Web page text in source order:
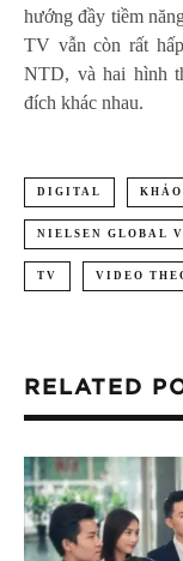
hướng đầy tiềm
TV vẫn còn rất
NTD, và hai hình
đích khác nhau.
DIGITAL
NIELSEN GLOBAL
TV VIDEO
RELATED